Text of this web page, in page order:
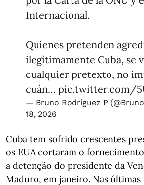
Internacional.
Quienes pretenden
ilegítimamente Cuba, se
cualquier pretexto, no
cuán… pic.twitter.com/
— Bruno Rodríguez P
18, 2026
Cuba tem sofrido crescentes
os EUA cortaram o
a detenção do presidente da
Maduro, em janeiro. Nas últimas